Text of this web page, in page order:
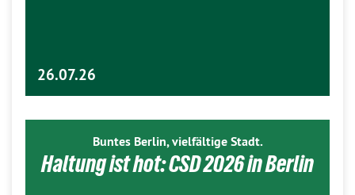
26.07.26
Buntes Berlin, vielfältige Stadt.
Haltung ist hot: CSD 2026 in Berlin